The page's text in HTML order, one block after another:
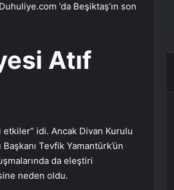
‘da Beşiktaş’ın son
Atıf
etkiler“ idi. Ancak Divan Kurulu
Tevfik Yamantürk’ün
da eleştiri
neden oldu.